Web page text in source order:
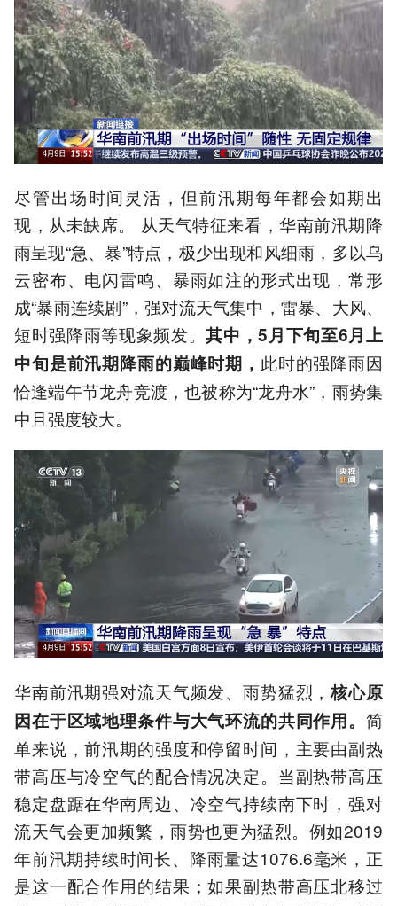
尽管出场时间灵活，但前汛期每年都会如期出
现，从未缺席。 从天气特征来看，华南前汛期降
雨呈现“急、暴”特点，极少出现和风细雨，多以乌
云密布、电闪雷鸣、暴雨如注的形式出现，常形
成“暴雨连续剧”，强对流天气集中，雷暴、大风、
短时强降雨等现象频发。其中，5月下旬至6月上
中旬是前汛期降雨的巅峰时期， 此时的强降雨因
恰逢端午节龙舟竞渡，也被称为“龙舟水”，雨势集
中且强度较大。
华南前汛期强对流天气频发、雨势猛烈，核心原
因在于区域地理条件与大气环流的共同作用。 简
单来说，前汛期的强度和停留时间，主要由副热
带高压与冷空气的配合情况决定。当副热带高压
稳定盘踞在华南周边、冷空气持续南下时，强对
流天气会更加频繁，雨势也更为猛烈。例如2019
年前汛期持续时间长、降雨量达1076.6毫米，正
是这一配合作用的结果；如果副热带高压北移过